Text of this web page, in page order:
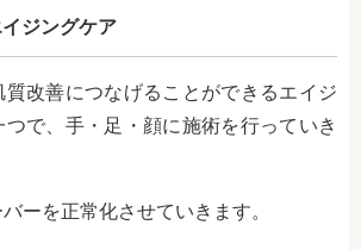
イジングケア
質改善につなげることができるエイジ
で、手・足・顔に施術を行っていき
ーを正常化させていきます。